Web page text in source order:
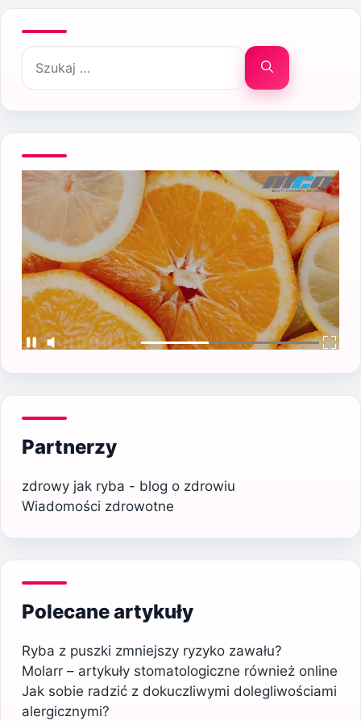
Szukaj:
Partnerzy
zdrowy jak ryba - blog o zdrowiu
Wiadomości zdrowotne
Polecane artykuły
Ryba z puszki zmniejszy ryzyko zawału?
Molarr – artykuły stomatologiczne również online
Jak sobie radzić z dokuczliwymi dolegliwościami
alergicznymi?